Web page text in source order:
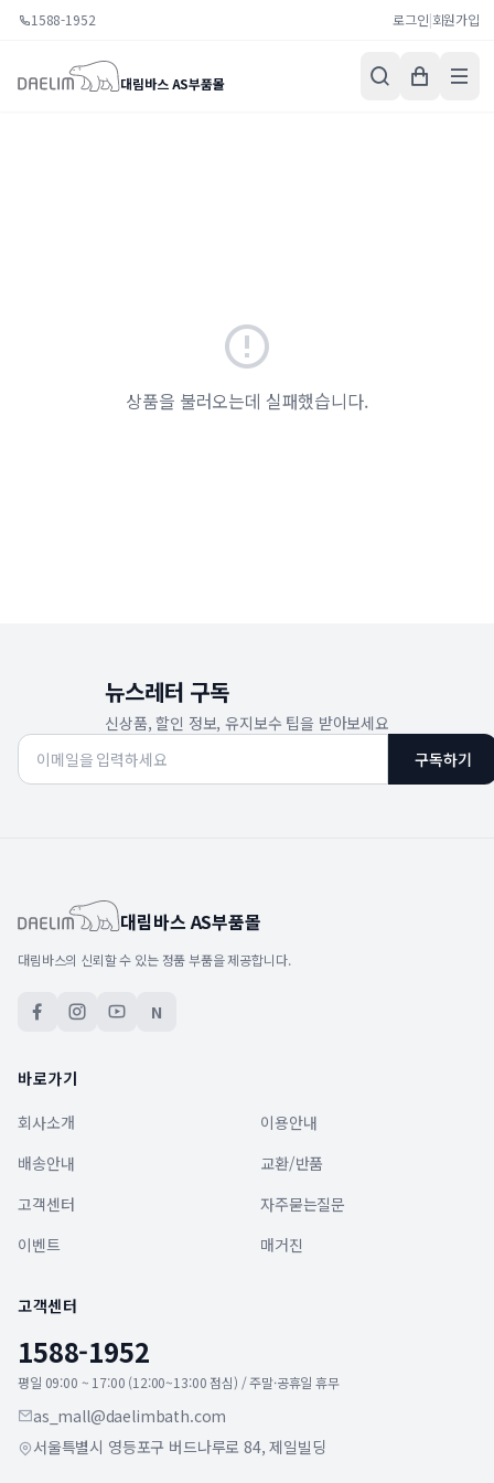
1588-1952 로그인|회원가입
대림바스 AS부품몰
상품을 불러오는데 실패했습니다.
뉴스레터 구독
신상품, 할인 정보, 유지보수 팁을 받아보세요
구독하기
대림바스 AS부품몰
대림바스의 신뢰할 수 있는 정품 부품을 제공합니다.
N
바로가기
회사소개
이용안내
배송안내
교환/반품
고객센터
자주묻는질문
이벤트
매거진
고객센터
1588-1952
평일 09:00 ~ 17:00 (12:00~13:00 점심) / 주말·공휴일 휴무
as_mall@daelimbath.com
서울특별시 영등포구 버드나루로 84, 제일빌딩